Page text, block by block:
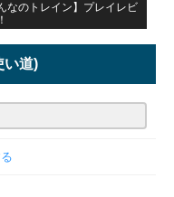
なのトレイン】プレイレビ
い道)